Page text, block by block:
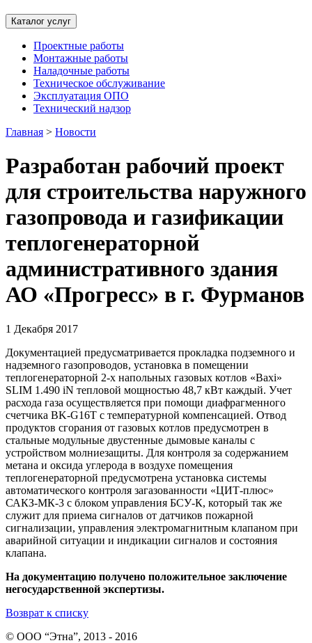
Каталог услуг
Проектные работы
Монтажные работы
Наладочные работы
Техническое обслуживание
Эксплуатация ОПО
Технический надзор
Главная > Новости
Разработан рабочий проект
для строительства наружного
газопровода и газификации
теплогенераторной
административного здания
АО «Прогресс» в г. Фурманов
1 Декабря 2017
Документацией предусматривается прокладка подземного и
надземного газопроводов, установка в помещении
теплогенераторной 2-х напольных газовых котлов «Baxi»
SLIM 1.490 iN тепловой мощностью 48,7 кВт каждый. Учет
расхода газа осуществляется при помощи диафрагменного
счетчика BK-G16T с температурной компенсацией. Отвод
продуктов сгорания от газовых котлов предусмотрен в
стальные модульные двустенные дымовые каналы с
устройством молниезащиты. Для контроля за содержанием
метана и оксида углерода в воздухе помещения
теплогенераторной предусмотрена установка системы
автоматического контроля загазованности «ЦИТ-плюс»
САКЗ-МК-3 с блоком управления БСУ-К, который так же
служит для приема сигналов от датчиков пожарной
сигнализации, управления электромагнитным клапаном при
аварийной ситуации и индикации сигналов и состояния
клапана.
На документацию получено положительное заключение
негосударственной экспертизы.
Возврат к списку
© ООО “Этна”, 2013 - 2016